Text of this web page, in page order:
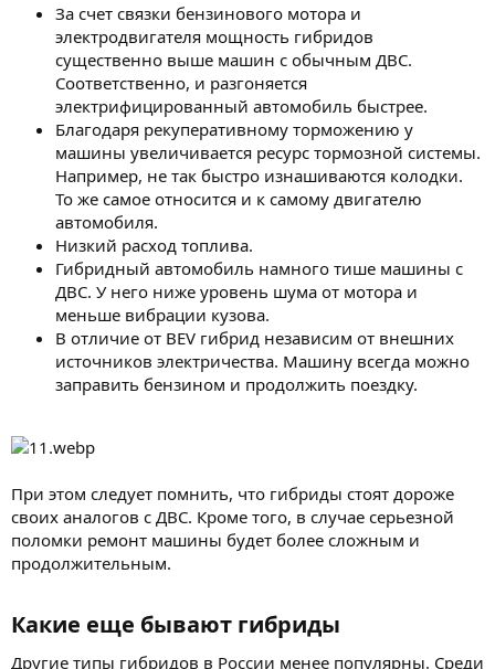
За счет связки бензинового мотора и
электродвигателя мощность гибридов
существенно выше машин с обычным ДВС.
Соответственно, и разгоняется
электрифицированный автомобиль быстрее.
Благодаря рекуперативному торможению у
машины увеличивается ресурс тормозной системы.
Например, не так быстро изнашиваются колодки.
То же самое относится и к самому двигателю
автомобиля.
Низкий расход топлива.
Гибридный автомобиль намного тише машины с
ДВС. У него ниже уровень шума от мотора и
меньше вибрации кузова.
В отличие от BEV гибрид независим от внешних
источников электричества. Машину всегда можно
заправить бензином и продолжить поездку.
При этом следует помнить, что гибриды стоят дороже
своих аналогов с ДВС. Кроме того, в случае серьезной
поломки ремонт машины будет более сложным и
продолжительным.
Какие еще бывают гибриды​
Другие типы гибридов в России менее популярны. Среди